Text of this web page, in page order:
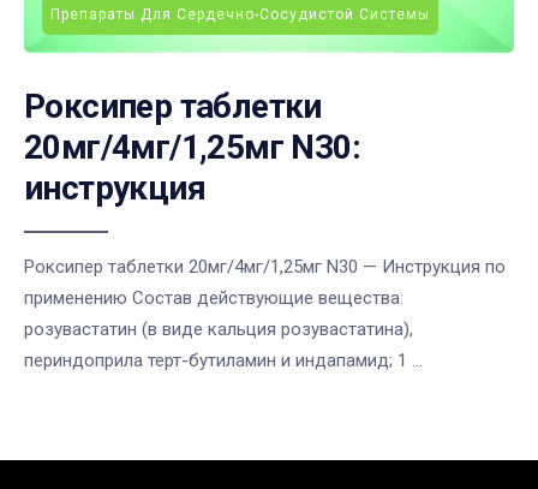
Препараты Для Сердечно-Сосудистой Системы
Роксипер таблетки
20мг/4мг/1,25мг N30:
инструкция
Роксипер таблетки 20мг/4мг/1,25мг N30 — Инструкция по
применению Состав действующие вещества:
розувастатин (в виде кальция розувастатина),
периндоприла терт-бутиламин и индапамид; 1 ...